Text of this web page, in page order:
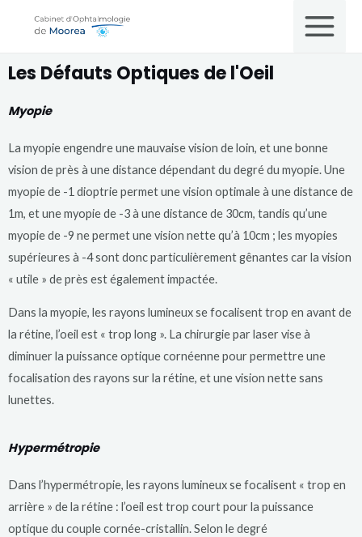
Les Défauts Optiques de l'Oeil
Myopie
La myopie engendre une mauvaise vision de loin, et une bonne
vision de près à une distance dépendant du degré du myopie. Une
myopie de -1 dioptrie permet une vision optimale à une distance de
1m, et une myopie de -3 à une distance de 30cm, tandis qu’une
myopie de -9 ne permet une vision nette qu’à 10cm ; les myopies
supérieures à -4 sont donc particulièrement gênantes car la vision
« utile » de près est également impactée.
Dans la myopie, les rayons lumineux se focalisent trop en avant de
la rétine, l’oeil est « trop long ». La chirurgie par laser vise à
diminuer la puissance optique cornéenne pour permettre une
focalisation des rayons sur la rétine, et une vision nette sans
lunettes.
Hypermétropie
Dans l’hypermétropie, les rayons lumineux se focalisent « trop en
arrière » de la rétine : l’oeil est trop court pour la puissance
optique du couple cornée-cristallin. Selon le degré